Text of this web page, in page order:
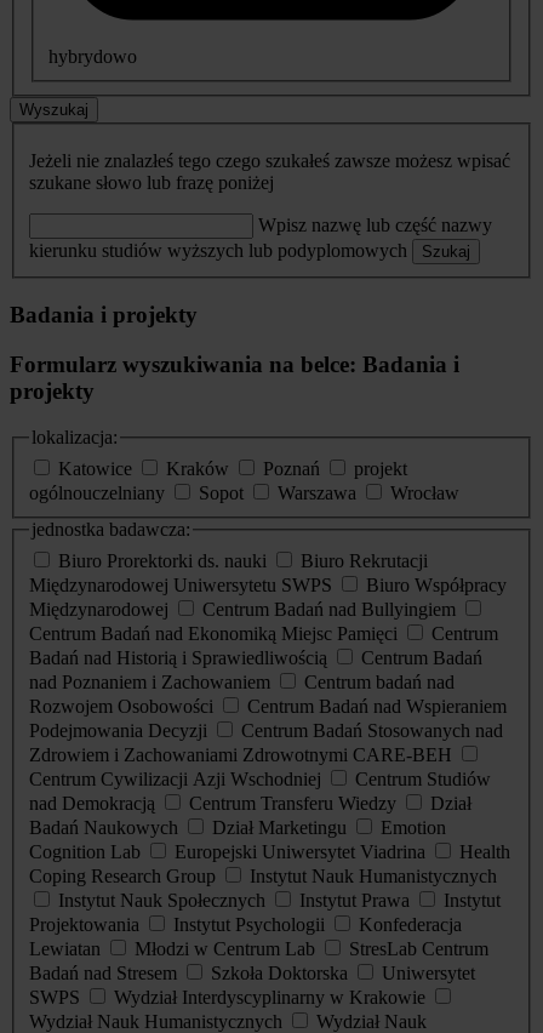
hybrydowo
Wyszukaj
Jeżeli nie znalazłeś tego czego szukałeś zawsze możesz wpisać
szukane słowo lub frazę poniżej
Wpisz nazwę lub część nazwy
kierunku studiów wyższych lub podyplomowych
Szukaj
Badania i projekty
Formularz wyszukiwania na belce: Badania i
projekty
lokalizacja:
Katowice
Kraków Poznań
projekt
ogólnouczelniany
Sopot Warszawa
Wrocław
jednostka badawcza:
Biuro Prorektorki ds. nauki
Biuro Rekrutacji
Międzynarodowej Uniwersytetu SWPS
Biuro Współpracy
Międzynarodowej
Centrum Badań nad Bullyingiem
Centrum Badań nad Ekonomiką Miejsc Pamięci
Centrum
Badań nad Historią i Sprawiedliwością
Centrum Badań
nad Poznaniem i Zachowaniem
Centrum badań nad
Rozwojem Osobowości
Centrum Badań nad Wspieraniem
Podejmowania Decyzji
Centrum Badań Stosowanych nad
Zdrowiem i Zachowaniami Zdrowotnymi CARE-BEH
Centrum Cywilizacji Azji Wschodniej
Centrum Studiów
nad Demokracją
Centrum Transferu Wiedzy
Dział
Badań Naukowych
Dział Marketingu
Emotion
Cognition Lab
Europejski Uniwersytet Viadrina
Health
Coping Research Group
Instytut Nauk Humanistycznych
Instytut Nauk Społecznych
Instytut Prawa
Instytut
Projektowania
Instytut Psychologii
Konfederacja
Lewiatan
Młodzi w Centrum Lab
StresLab Centrum
Badań nad Stresem
Szkoła Doktorska
Uniwersytet
SWPS
Wydział Interdyscyplinarny w Krakowie
Wydział Nauk Humanistycznych
Wydział Nauk